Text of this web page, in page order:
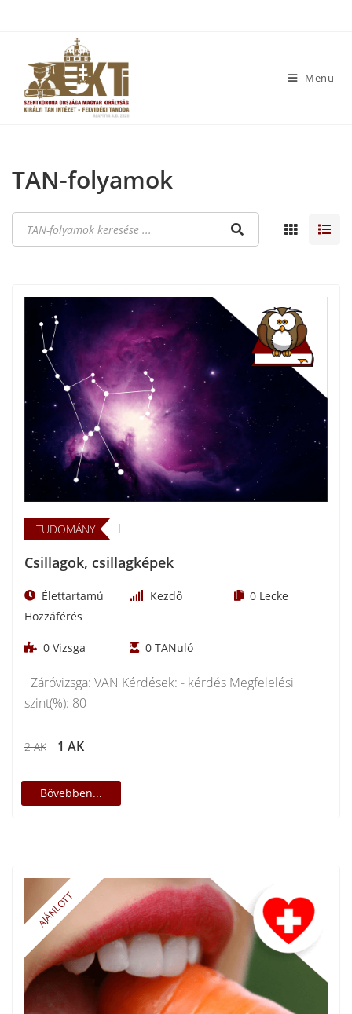
Menü
TAN-folyamok
TUDOMÁNY
Csillagok, csillagképek
Élettartamú
Hozzáférés
Kezdő 0 Lecke
0 Vizsga 0TANuló
Záróvizsga: VAN Kérdések: - kérdés Megfelelési
szint(%): 80
2 AK 1 AK
Bővebben...